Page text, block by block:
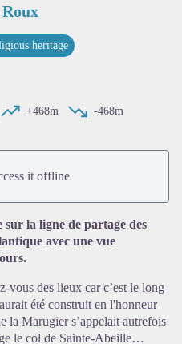
View picture in full screen
heritage
+468m
-468m
it offline
sur la ligne de partage des
avec une vue
vous des lieux car c’est le long
été construit en l'honneur
la Marugier s’appelait autrefois
le col de Sainte-Abeille…